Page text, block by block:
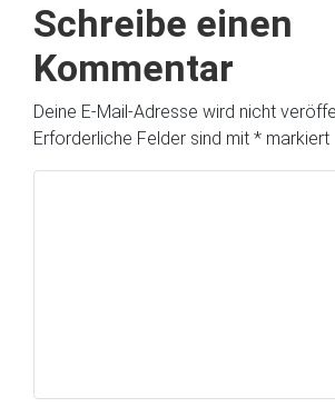
Schreibe einen
Kommentar
Deine E-Mail-Adresse wird nicht
Erforderliche Felder sind mit * markiert